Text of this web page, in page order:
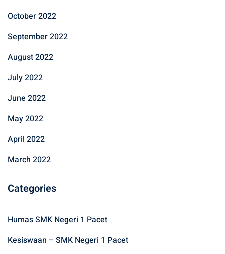
October 2022
September 2022
August 2022
July 2022
June 2022
May 2022
April 2022
March 2022
Categories
Humas SMK Negeri 1 Pacet
Kesiswaan – SMK Negeri 1 Pacet